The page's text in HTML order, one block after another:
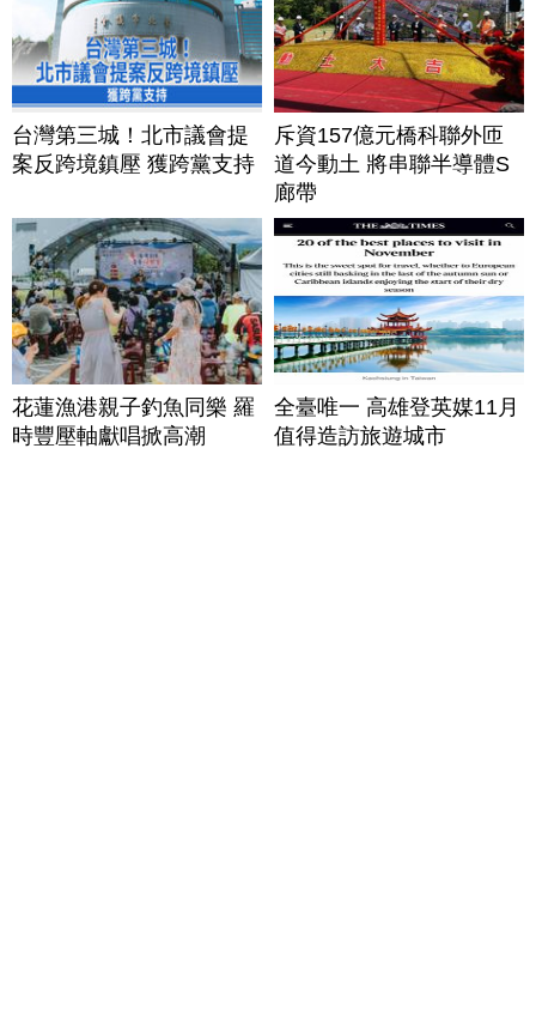
台灣第三城！北市議會提
案反跨境鎮壓 獲跨黨支持
斥資157億元橋科聯外匝
道今動土 將串聯半導體S
廊帶
花蓮漁港親子釣魚同樂 羅
時豐壓軸獻唱掀高潮
全臺唯一 高雄登英媒11月
值得造訪旅遊城市